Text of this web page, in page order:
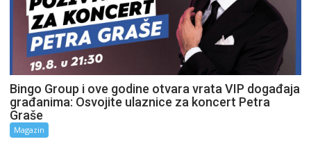
Bingo Group i ove godine otvara vrata VIP događaja
građanima: Osvojite ulaznice za koncert Petra
Graše
Magazin